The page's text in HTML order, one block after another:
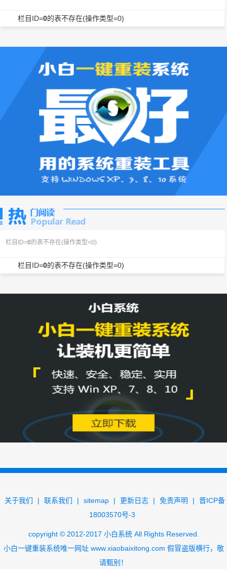
栏目ID=0的表不存在(操作类型=0)
栏目ID=0 的表不存在(操作类型=0)
栏目ID=0的表不存在(操作类型=0)
关于我们 | 联系我们 | sitemap | 更新日志 | 免责声明 |
晋ICP备
18003570号-3
copyright ©2012-2017 小白系统All Rights Reserved.
小白一键重装系统唯一网址 www.xiaobaixitong.com 假冒盗版横行，敬
请甄别！